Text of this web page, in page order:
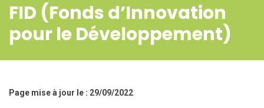
FID (Fonds d’Innovation
pour le Développement)
Page mise à jour le : 29/09/2022